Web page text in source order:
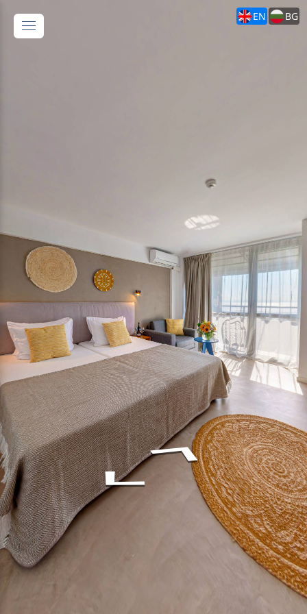
EN BG